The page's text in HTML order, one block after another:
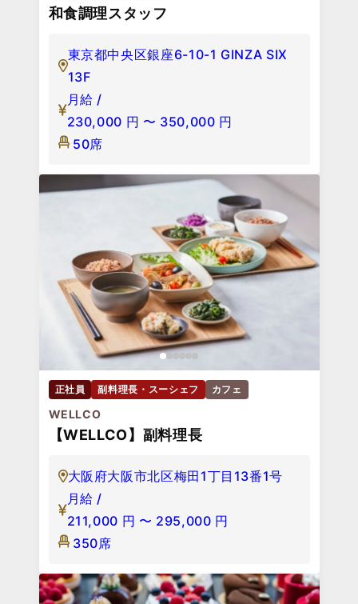
和食調理スタッフ
東京都中央区銀座6-10-1 GINZA SIX
13F
月給 /
230,000 円 〜 350,000 円
50席
正社員 副料理長・スーシェフ カフェ
WELLCO
【WELLCO】副料理長
大阪府大阪市北区梅田1丁目13番1号
月給 /
211,000 円 〜 295,000 円
350席